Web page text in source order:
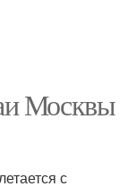
Москвы
с